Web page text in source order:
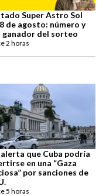
Super Astro Sol
de agosto: número y
ganador del sorteo
2 horas
que Cuba podría
en una “Gaza
por sanciones de
5 horas